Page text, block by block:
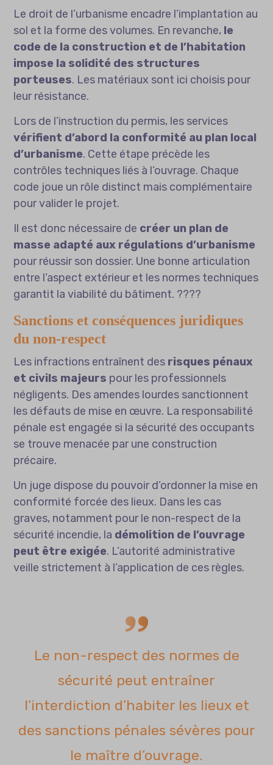
Le droit de l’urbanisme encadre l’implantation au
sol et la forme des volumes. En revanche, le
code de la construction et de l’habitation
impose la solidité des structures
porteuses. Les matériaux sont ici choisis pour
leur résistance.
Lors de l’instruction du permis, les services
vérifient d’abord la conformité au plan local
d’urbanisme. Cette étape précède les
contrôles techniques liés à l’ouvrage. Chaque
code joue un rôle distinct mais complémentaire
pour valider le projet.
Il est donc nécessaire de créer un plan de
masse adapté aux régulations d’urbanisme
pour réussir son dossier. Une bonne articulation
entre l’aspect extérieur et les normes techniques
garantit la viabilité du bâtiment. ????
Sanctions et conséquences juridiques
du non-respect
Les infractions entraînent des risques pénaux
et civils majeurs pour les professionnels
négligents. Des amendes lourdes sanctionnent
les défauts de mise en œuvre. La responsabilité
pénale est engagée si la sécurité des occupants
se trouve menacée par une construction
précaire.
Un juge dispose du pouvoir d’ordonner la mise en
conformité forcée des lieux. Dans les cas
graves, notamment pour le non-respect de la
sécurité incendie, la démolition de l’ouvrage
peut être exigée. L’autorité administrative
veille strictement à l’application de ces règles.
Le non-respect des normes de
sécurité peut entraîner
l’interdiction d’habiter les lieux et
des sanctions pénales sévères pour
le maître d’ouvrage.